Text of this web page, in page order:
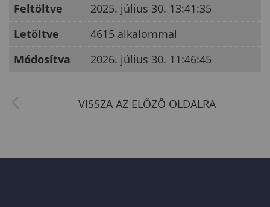
Feltöltve
2025. július 30. 13:41:35
Letöltve
4615 alkalommal
Módosítva
2026. július 30. 11:46:45